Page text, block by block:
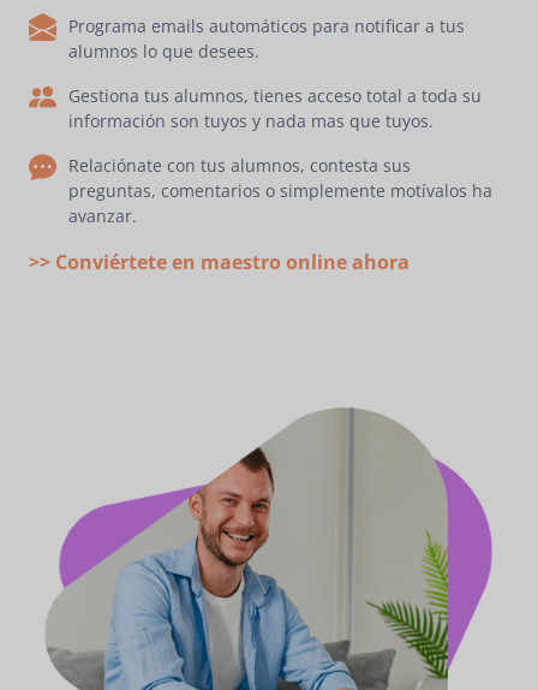
Programa emails automáticos para notificar a tus
alumnos lo que desees.
Gestiona tus alumnos, tienes acceso total a toda su
información son tuyos y nada mas que tuyos.
Relaciónate con tus alumnos, contesta sus
preguntas, comentarios o simplemente motívalos ha
avanzar.
>> Conviértete en maestro online ahora